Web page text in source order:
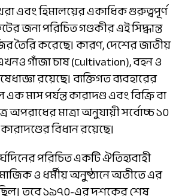
এবং হিমালয়ের একাধিক গুরুত্বপূর্ণ
জন্য পরিচিত গণ্ডকীর এই সিদ্ধান্ত
তৈরি করেছে। কারণ, দেশের জাতীয়
গাঁজা চাষ (Cultivation), বহন ও
রয়েছে। ব্যক্তিগত ব্যবহারের
মাস পর্যন্ত কারাদণ্ড এবং বিক্রি বা
অপরাধের মাত্রা অনুযায়ী সর্বোচ্চ ১০
বিধান রয়েছে।
পরিচিত একটি ঐতিহ্যবাহী
ও ধর্মীয় অনুষ্ঠানে অতীতে এর
ছিল। তবে ১৯৭০-এর দশকের শেষ